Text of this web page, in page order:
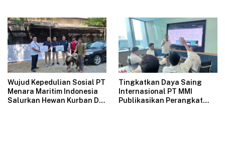
Industri Hospitality
Wujud Kepedulian Sosial PT
Menara Maritim Indonesia
Salurkan Hewan Kurban Di
Tingkatkan Daya Saing
Internasional PT MMI
Publikasikan Perangkat